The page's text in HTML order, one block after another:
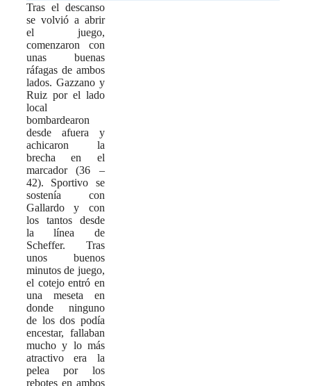
Tras el descanso
se volvió a abrir
el juego,
comenzaron con
unas buenas
ráfagas de ambos
lados. Gazzano y
Ruiz por el lado
local
bombardearon
desde afuera y
achicaron la
brecha en el
marcador (36 –
42). Sportivo se
sostenía con
Gallardo y con
los tantos desde
la línea de
Scheffer. Tras
unos buenos
minutos de juego,
el cotejo entró en
una meseta en
donde ninguno
de los dos podía
encestar, fallaban
mucho y lo más
atractivo era la
pelea por los
rebotes en ambos